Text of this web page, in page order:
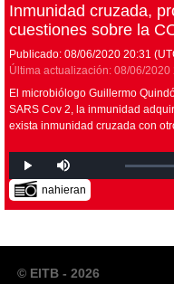
Inmunidad cruzada,
cuestiones sobre la
Publicado: 08/06/2020 20:31
Última actualización: 08/06/2020
El microbiólogo Guillermo
SARS Cov 2, la inmunidad
exista inmunidad cruzada con
nahieran
© EITB - 2026